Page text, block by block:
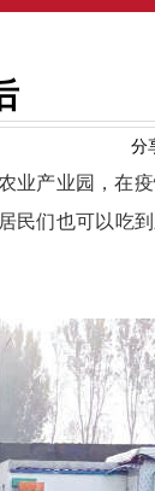
分
业产业园，在
民们也可以吃到